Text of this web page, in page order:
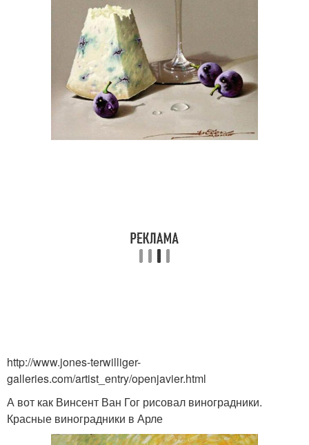
http://www.jones-terwilliger-
galleries.com/artist_entry/openjavier.html
А вот как Винсент Ван Гог рисовал виноградники.
Красные виноградники в Арле